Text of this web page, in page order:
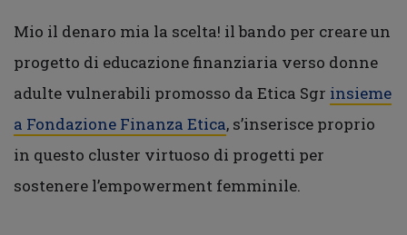
Mio il denaro mia la scelta! il bando per creare un
progetto di educazione finanziaria verso donne
adulte vulnerabili promosso da Etica Sgr insieme
a Fondazione Finanza Etica, s’inserisce proprio
in questo cluster virtuoso di progetti per
sostenere l’empowerment femminile.